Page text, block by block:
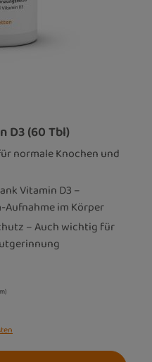
D3 (60 Tbl)
normale Knochen und
Vitamin D3 –
im Körper
– Auch wichtig für